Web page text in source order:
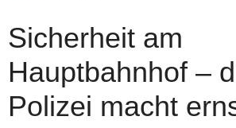
Sicherheit am
Hauptbahnhof –
Polizei macht